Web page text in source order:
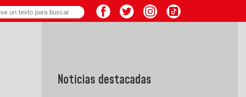
Noticias destacadas